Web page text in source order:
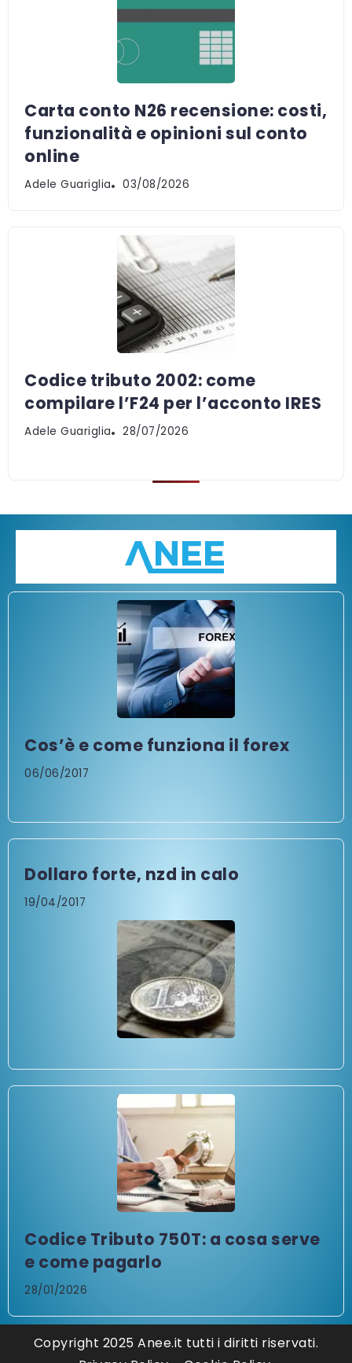
Carta conto N26 recensione: costi,
funzionalità e opinioni sul conto
online
Adele Guariglia 03/08/2026
Codice tributo 2002: come
compilare l’F24 per l’acconto IRES
Adele Guariglia 28/07/2026
Cos’è e come funziona il forex
06/06/2017
Dollaro forte, nzd in calo
19/04/2017
Codice Tributo 750T: a cosa serve
e come pagarlo
28/01/2026
Copyright 2025 Anee.it tutti i diritti riservati.